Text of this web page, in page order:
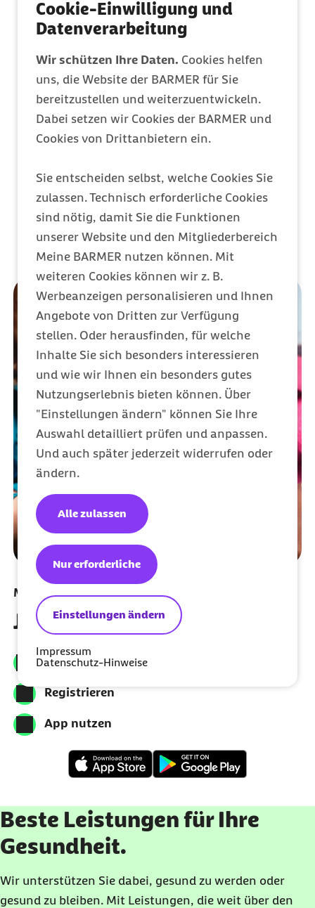
Cookie-Einwilligung und
Datenverarbeitung
Wir schützen Ihre Daten. Cookies helfen
uns, die Website der BARMER für Sie
bereitzustellen und weiterzuentwickeln.
Dabei setzen wir Cookies der BARMER und
Cookies von Drittanbietern ein.
Sie entscheiden selbst, welche Cookies Sie
zulassen. Technisch erforderliche Cookies
sind nötig, damit Sie die Funktionen
unserer Website und den Mitgliederbereich
Meine BARMER nutzen können. Mit
weiteren Cookies können wir z. B.
Werbeanzeigen personalisieren und Ihnen
Angebote von Dritten zur Verfügung
stellen. Oder herausfinden, für welche
Inhalte Sie sich besonders interessieren
und wie wir Ihnen ein besonders gutes
Nutzungserlebnis bieten können. Über
"Einstellungen ändern" können Sie Ihre
Auswahl detailliert prüfen und anpassen.
Und auch später jederzeit widerrufen oder
ändern.
Einstellungen ändern
Nur erforderliche
Alle zulassen
Impressum
Datenschutz-Hinweise
Mitglied werden
Entdecken Sie Ihre Vorteile
Barmer Bonus
Punkte sammeln & Prämie auszahlen lassen
Meine Barmer
Ein Zugang für alles
Meine Barmer per App nutzen
Jetzt herunterladen
Meine Barmer downloaden
Registrieren
App nutzen
Beste Leistungen für Ihre
Gesundheit.
Wir unterstützen Sie dabei, gesund zu werden oder
gesund zu bleiben. Mit Leistungen, die weit über den